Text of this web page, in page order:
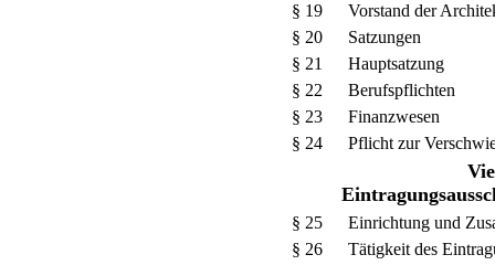
§ 19
Vorstand der
§ 20
Satzungen
§ 21
Hauptsatzung
§ 22
Berufspflichten
§ 23
Finanzwesen
§ 24
Pflicht zur
§ 25
Einrichtung und
§ 26
Tätigkeit des